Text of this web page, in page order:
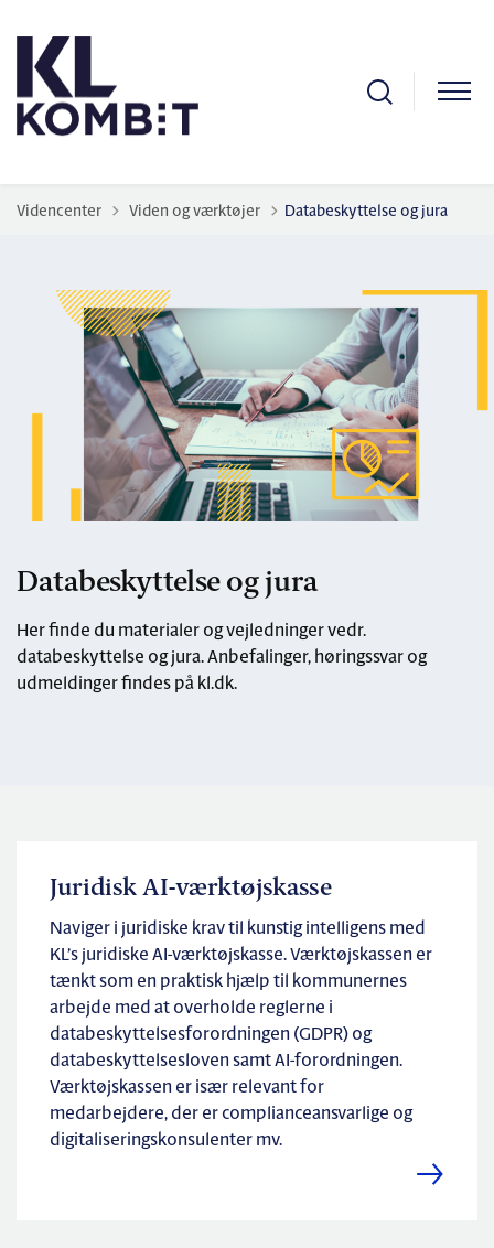
Videncenter Tilbage til
Viden og værktøjer Databeskyttelse og jura
Databeskyttelse og jura
Her finde du materialer og vejledninger vedr.
databeskyttelse og jura. Anbefalinger, høringssvar og
udmeldinger findes på kl.dk.
Juridisk AI-værktøjskasse
Naviger i juridiske krav til kunstig intelligens med
KL’s juridiske AI-værktøjskasse. Værktøjskassen er
tænkt som en praktisk hjælp til kommunernes
arbejde med at overholde reglerne i
databeskyttelsesforordningen (GDPR) og
databeskyttelsesloven samt AI-forordningen.
Værktøjskassen er især relevant for
medarbejdere, der er complianceansvarlige og
digitaliseringskonsulenter mv.